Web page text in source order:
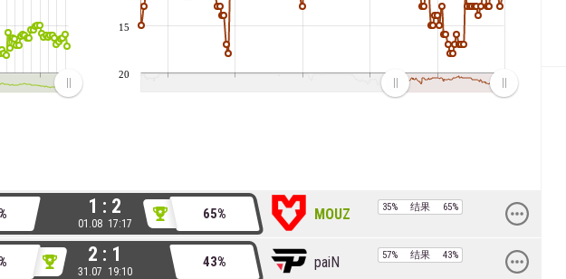
15
20
1 : 2
01.08 17:17
65% MOUZ 35% 结果 65%
2 : 1
31.07 19:10
43% paiN 57% 结果 43%